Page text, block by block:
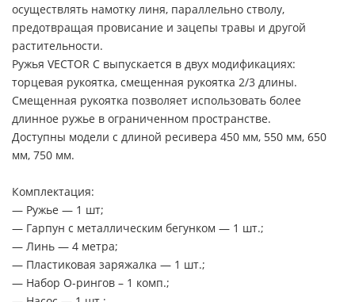
осуществлять намотку линя, параллельно стволу,
предотвращая провисание и зацепы травы и другой
растительности.
Ружья VECTOR C выпускается в двух модификациях:
торцевая рукоятка, смещенная рукоятка 2/3 длины.
Смещенная рукоятка позволяет использовать более
длинное ружье в ограниченном пространстве.
Доступны модели с длиной ресивера 450 мм, 550 мм, 650
мм, 750 мм.
Комплектация:
— Ружье — 1 шт;
— Гарпун с металлическим бегунком — 1 шт.;
— Линь — 4 метра;
— Пластиковая заряжалка — 1 шт.;
— Набор О-рингов – 1 комп.;